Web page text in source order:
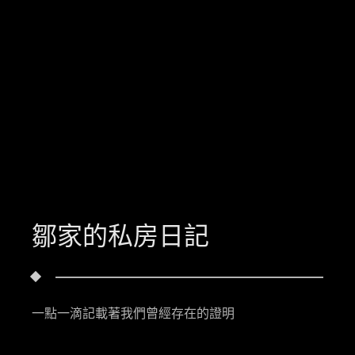
鄒家的私房日記
一點一滴記載著我們曾經存在的證明